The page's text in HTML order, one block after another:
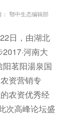
鄂中生态编辑部
日，由湖北
河南大
阳茗阳湯泉国
资营销专
农资优秀经
次高峰论坛盛